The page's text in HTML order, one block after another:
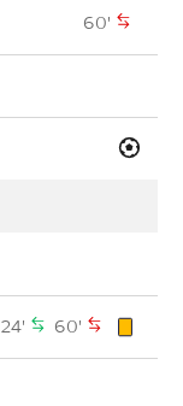
60'
24' 60'